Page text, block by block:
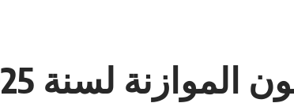
لسنة 2025